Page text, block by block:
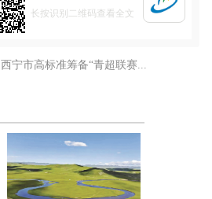
山”享欢愉
开幕
西宁市高标准筹备“青超联赛...
长按识别二维码查看全文